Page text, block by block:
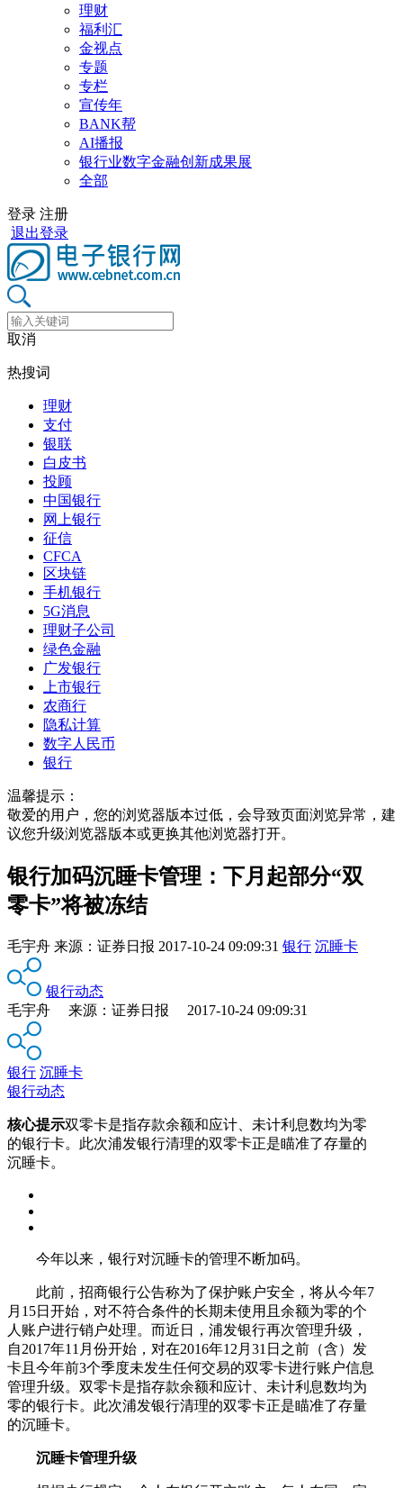
理财
福利汇
金视点
专题
专栏
宣传年
BANK帮
AI播报
银行业数字金融创新成果展
全部
登录 注册
退出登录
取消
热搜词
理财
支付
银联
白皮书
投顾
中国银行
网上银行
征信
CFCA
区块链
手机银行
5G消息
理财子公司
绿色金融
广发银行
上市银行
农商行
隐私计算
数字人民币
银行
温馨提示：
敬爱的用户，您的浏览器版本过低，会导致页面浏览异常，建
议您升级浏览器版本或更换其他浏览器打开。
银行加码沉睡卡管理：下月起部分“双
零卡”将被冻结
毛宇舟 来源： 证券日报 2017-10-24 09:09:31 银行 沉睡卡
银行动态
毛宇舟 来源：证券日报 2017-10-24 09:09:31
银行 沉睡卡
银行动态
核心提示双零卡是指存款余额和应计、未计利息数均为零
的银行卡。此次浦发银行清理的双零卡正是瞄准了存量的
沉睡卡。
今年以来，银行对沉睡卡的管理不断加码。
此前，招商银行公告称为了保护账户安全，将从今年7
月15日开始，对不符合条件的长期未使用且余额为零的个
人账户进行销户处理。而近日，浦发银行再次管理升级，
自2017年11月份开始，对在2016年12月31日之前（含）发
卡且今年前3个季度未发生任何交易的双零卡进行账户信息
管理升级。双零卡是指存款余额和应计、未计利息数均为
零的银行卡。此次浦发银行清理的双零卡正是瞄准了存量
的沉睡卡。
沉睡卡管理升级